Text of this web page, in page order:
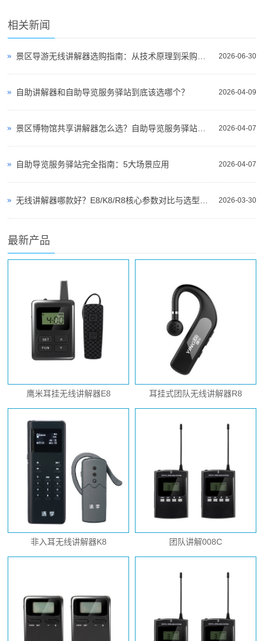
相关新闻
2026-06-30
2026-04-09
自助讲解器和自助导览服务驿站到底该选哪个？
2026-04-07
2026-04-07
自助导览服务驿站完全指南：5大场景应用
2026-03-30
最新产品
鹰米耳挂无线讲解器E8 耳挂式团队无线讲解器R8
非入耳无线讲解器K8 团队讲解008C